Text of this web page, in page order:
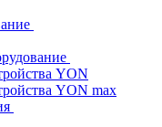
YON
YON max